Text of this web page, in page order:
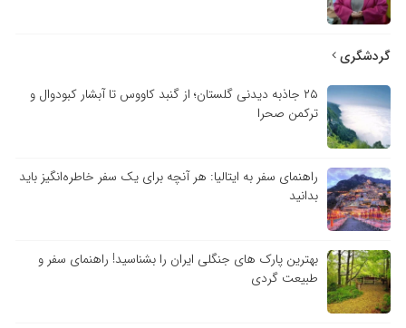
گردشگری
۲۵ جاذبه دیدنی گلستان؛ از گنبد کاووس تا آبشار کبودوال و
ترکمن صحرا
راهنمای سفر به ایتالیا: هر آنچه برای یک سفر خاطره‌انگیز باید
بدانید
بهترین پارک های جنگلی ایران را بشناسید! راهنمای سفر و
طبیعت گردی